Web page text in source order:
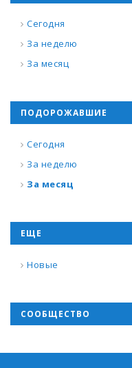
Сегодня
За неделю
За месяц
ПОДОРОЖАВШИЕ
Сегодня
За неделю
За месяц
ЕЩЕ
Новые
СООБЩЕСТВО